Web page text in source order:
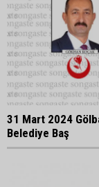
31 Mart 2024
Belediye Baş